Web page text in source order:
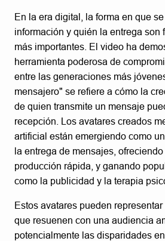
En la era digital, la forma en que
información y quién la entrega son
más importantes. El video ha
herramienta poderosa de
entre las generaciones más
mensajero" se refiere a cómo la
de quien transmite un mensaje
recepción. Los avatares creados
artificial están emergiendo como
la entrega de mensajes,
producción rápida, y ganando
como la publicidad y la terapia
Estos avatares pueden
que resuenen con una audiencia
potencialmente las disparidades